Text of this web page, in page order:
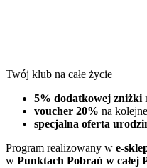
Twój klub na całe życie
5% dodatkowej zniżki
voucher 20% na
specjalna oferta
Program realizowany w e-
w Punktach Pobrań w całej